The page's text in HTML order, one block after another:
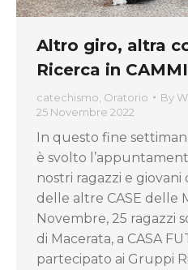
Altro giro, altra
Ricerca in
catechismo Oratorio By
25 Novembre 2022
In questo fine
è svolto
nostri ragazzi e giovani
delle altre CASE delle
Novembre, 25 ragazzi
di Macerata, a CASA
partecipato ai Gruppi